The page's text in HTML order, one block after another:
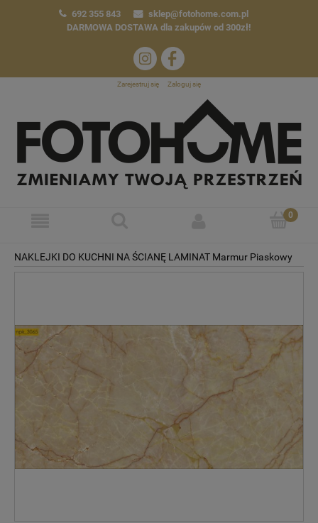
692 355 843
sklep@fotohome.com.pl
DARMOWA DOSTAWA dla zakupów od 300zł!
Zarejestruj się Zaloguj się
NAKLEJKI DO KUCHNI NA ŚCIANĘ LAMINAT Marmur Piaskowy